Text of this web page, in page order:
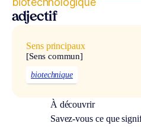
adjectif
Sens principaux
[Sens commun]
biotechnique
À découvrir
Savez-vous ce que